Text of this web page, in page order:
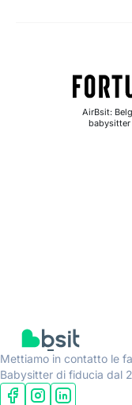
AirBsit:
babysitter
Mettiamo in contatto le
Babysitter di fiducia dal